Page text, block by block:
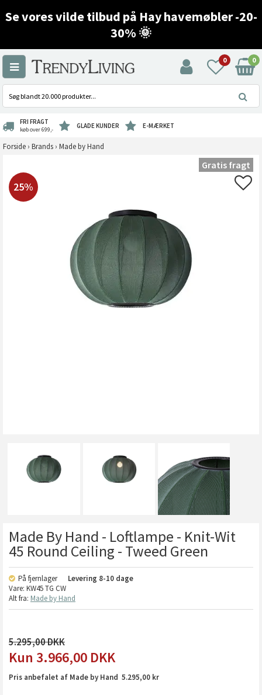
Se vores vilde tilbud på Hay havemøbler -20-
30% 🌞
0 0
FRI FRAGT
køb over 699,- GLADE KUNDER E-MÆRKET
Forside › Brands › Made by Hand
25%
Gratis fragt
Made By Hand - Loftlampe - Knit-Wit
45 Round Ceiling - Tweed Green
På fjernlager Levering 8-10 dage
Vare: KW45 TG CW
Alt fra: Made by Hand
5.295,00
3.966,00 DKK
Pris anbefalet af Made by Hand 5.295,00 kr